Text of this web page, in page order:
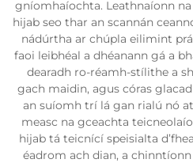
gníomhaíochta. Leathnaíonn
hijab seo thar an scannán
nádúrtha ar chúpla eilimint
faoi leibhéal a dhéanann gá a
dearadh ro-réamh-stílithe a
gach maidin, agus córas
an suíomh trí lá gan rialú nó
measc na gceachta
hijab tá teicnící speisialta
éadrom ach dian, a